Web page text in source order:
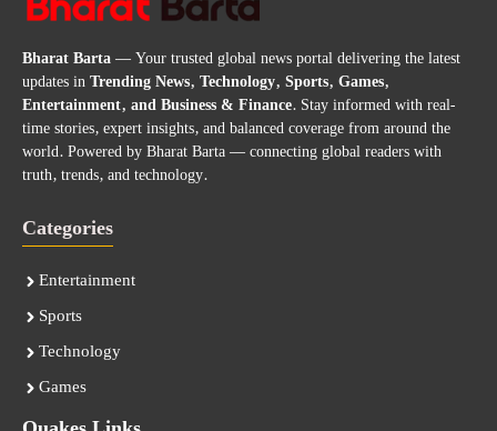
Bharat Barta— Your trusted global news portal delivering the latest
updates inTrending News, Technology, Sports, Games,
Entertainment, and Business & Finance. Stay informed with real-
time stories, expert insights, and balanced coverage from around the
world. Powered by Bharat Barta — connecting global readers with
truth, trends, and technology.
Categories
Entertainment
Sports
Technology
Games